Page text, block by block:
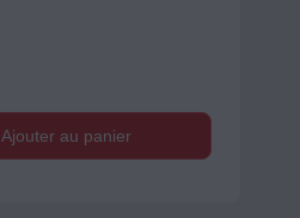
Ajouter au panier